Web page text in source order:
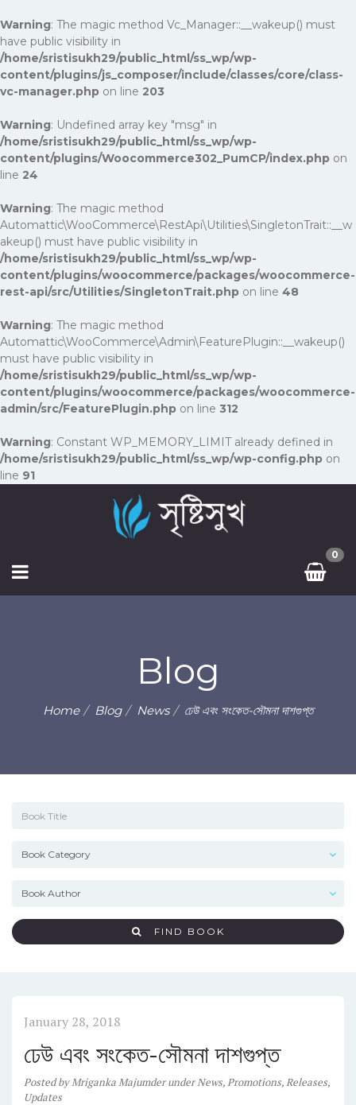
Warning: The magic method Vc_Manager::__wakeup() must
have public visibility in
/home/sristisukh29/public_html/ss_wp/wp-
content/plugins/js_composer/include/classes/core/class-
vc-manager.php on line 203
Warning: Undefined array key "msg" in
/home/sristisukh29/public_html/ss_wp/wp-
content/plugins/Woocommerce302_PumCP/index.php on
line 24
Warning: The magic method
Automattic\WooCommerce\RestApi\Utilities\SingletonTrait::__w
akeup() must have public visibility in
/home/sristisukh29/public_html/ss_wp/wp-
content/plugins/woocommerce/packages/woocommerce-
rest-api/src/Utilities/SingletonTrait.php on line 48
Warning: The magic method
Automattic\WooCommerce\Admin\FeaturePlugin::__wakeup()
must have public visibility in
/home/sristisukh29/public_html/ss_wp/wp-
content/plugins/woocommerce/packages/woocommerce-
admin/src/FeaturePlugin.php on line 312
Warning: Constant WP_MEMORY_LIMIT already defined in
/home/sristisukh29/public_html/ss_wp/wp-config.php on
line 91
0
Blog
Home Blog News ঢেউ এবং সংকেত-সৌমনা দাশগুপ্ত
FIND BOOK
January 28, 2018
ঢেউ এবং সংকেত-সৌমনা দাশগুপ্ত
PostedbyMriganka Majumder underNews,Promotions,Releases,
Updates